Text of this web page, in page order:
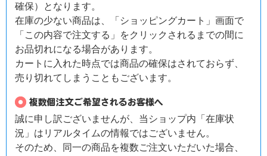
確保）となります。
在庫の少ない商品は、「ショッピングカート」画面で
「この内容で注文する」をクリックされるまでの間に
お品切れになる場合があります。
カートに入れた時点では商品の確保はされておらず、
売り切れてしまうこともございます。
誠に申し訳ございませんが、当ショップ内「在庫状
況」はリアルタイムの情報ではございません。
そのため、同一の商品を複数ご注文いただいた場合、